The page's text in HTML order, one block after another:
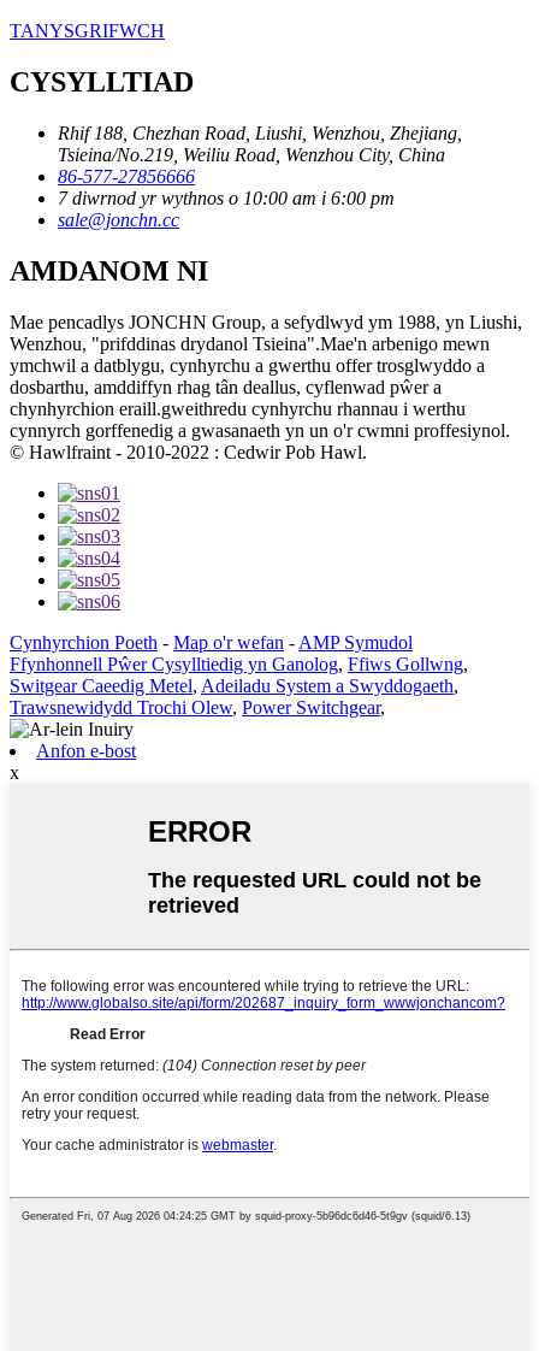
TANYSGRIFWCH
CYSYLLTIAD
Rhif 188, Chezhan Road, Liushi, Wenzhou, Zhejiang,
Tsieina/No.219, Weiliu Road, Wenzhou City, China
86-577-27856666
7 diwrnod yr wythnos o 10:00 am i 6:00 pm
sale@jonchn.cc
AMDANOM NI
Mae pencadlys JONCHN Group, a sefydlwyd ym 1988, yn Liushi,
Wenzhou, "prifddinas drydanol Tsieina".Mae'n arbenigo mewn
ymchwil a datblygu, cynhyrchu a gwerthu offer trosglwyddo a
dosbarthu, amddiffyn rhag tân deallus, cyflenwad pŵer a
chynhyrchion eraill.gweithredu cynhyrchu rhannau i werthu
cynnyrch gorffenedig a gwasanaeth yn un o'r cwmni proffesiynol.
© Hawlfraint - 2010-2022 : Cedwir Pob Hawl.
Cynhyrchion Poeth - Map o'r wefan - AMP Symudol
Ffynhonnell Pŵer Cysylltiedig yn Ganolog, Ffiws Gollwng,
Switgear Caeedig Metel, Adeiladu System a Swyddogaeth,
Trawsnewidydd Trochi Olew, Power Switchgear,
Anfon e-bost
x